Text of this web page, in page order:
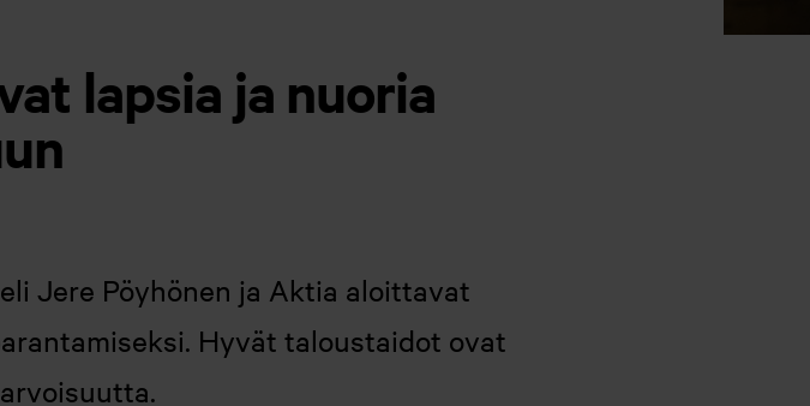
lapsia ja nuoria
Jere Pöyhönen ja Aktia aloittavat
Hyvät taloustaidot ovat